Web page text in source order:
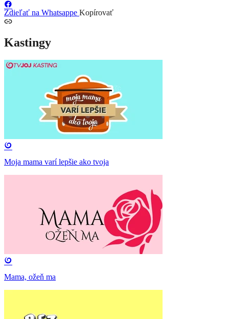
Zdieľať na Whatsappe Kopírovať
Kastingy
Moja mama varí lepšie ako tvoja
Mama, ožeň ma